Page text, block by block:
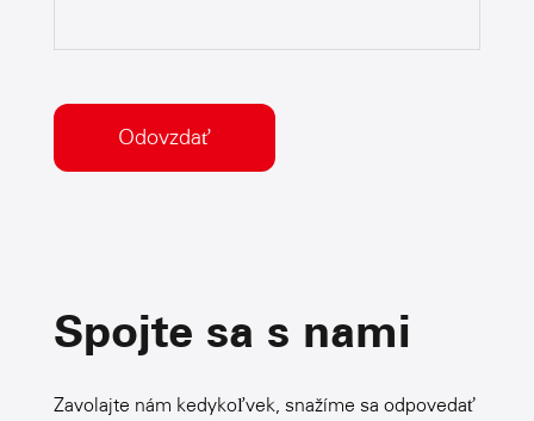
Spojte sa s nami
Zavolajte nám kedykoľvek, snažíme sa odpovedať